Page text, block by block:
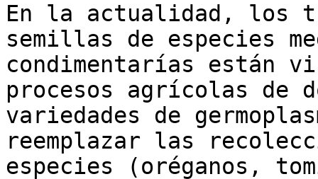
En la actualidad, los
semillas de especies
condimentarías están
procesos agrícolas de
variedades de
reemplazar las
especies (oréganos,